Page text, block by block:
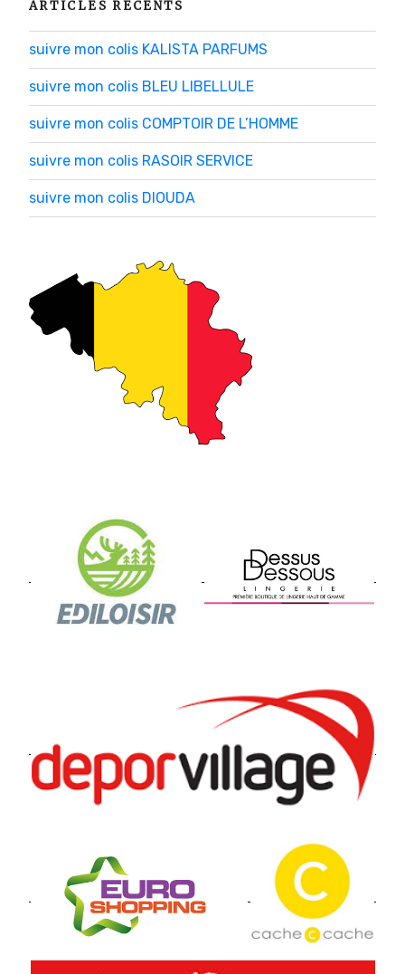
ARTICLES RÉCENTS
suivre mon colis KALISTA PARFUMS
suivre mon colis BLEU LIBELLULE
suivre mon colis COMPTOIR DE L’HOMME
suivre mon colis RASOIR SERVICE
suivre mon colis DIOUDA